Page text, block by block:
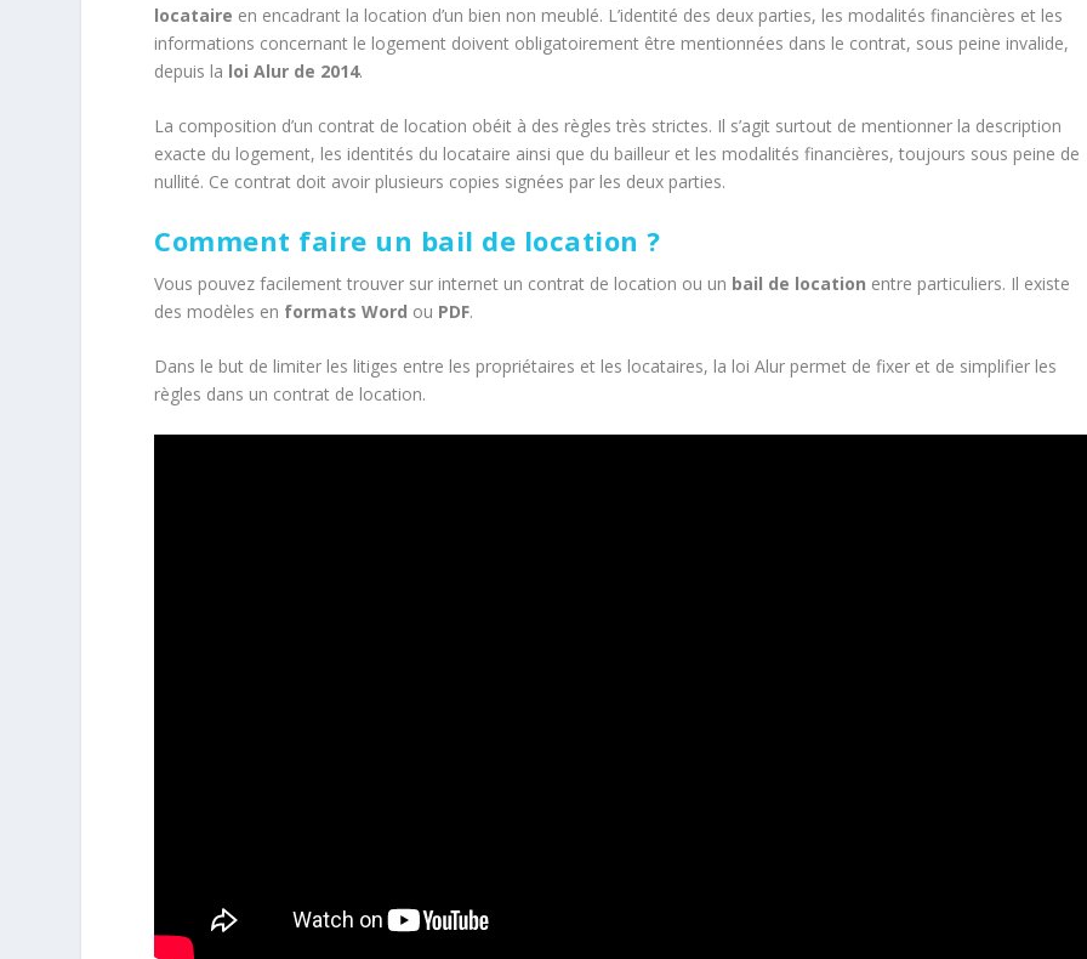
locataire en encadrant la location d’un bien non meublé. L’identité des deux parties, les modalités financières et les
informations concernant le logement doivent obligatoirement être mentionnées dans le contrat, sous peine invalide,
depuis la loi Alur de 2014.
La composition d’un contrat de location obéit à des règles très strictes. Il s’agit surtout de mentionner la description
exacte du logement, les identités du locataire ainsi que du bailleur et les modalités financières, toujours sous peine de
nullité. Ce contrat doit avoir plusieurs copies signées par les deux parties.
Comment faire un bail de location ?
Vous pouvez facilement trouver sur internet un contrat de location ou un bail de location entre particuliers. Il existe
des modèles en formats Word ou PDF.
Dans le but de limiter les litiges entre les propriétaires et les locataires, la loi Alur permet de fixer et de simplifier les
règles dans un contrat de location.